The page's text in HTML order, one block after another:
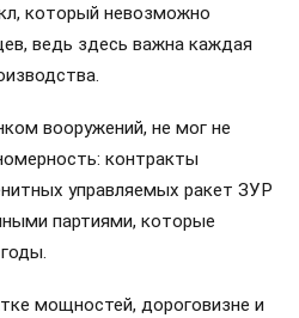
который невозможно
ведь здесь важна каждая
вооружений, не мог не
контракты
управляемых ракет ЗУР
партиями, которые
мощностей, дороговизне и